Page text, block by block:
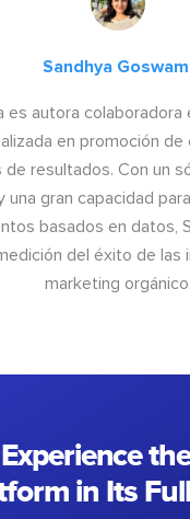
Sandhya
es autora colaboradora
en promoción
de resultados. Con un
una gran capacidad
basados en datos,
del éxito de las
marketing orgánico.
in Its